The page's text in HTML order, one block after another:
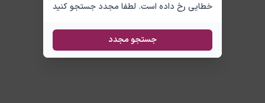
خطایی رخ داده است. لطفا مجدد جستجو کنید
جستجو مجدد